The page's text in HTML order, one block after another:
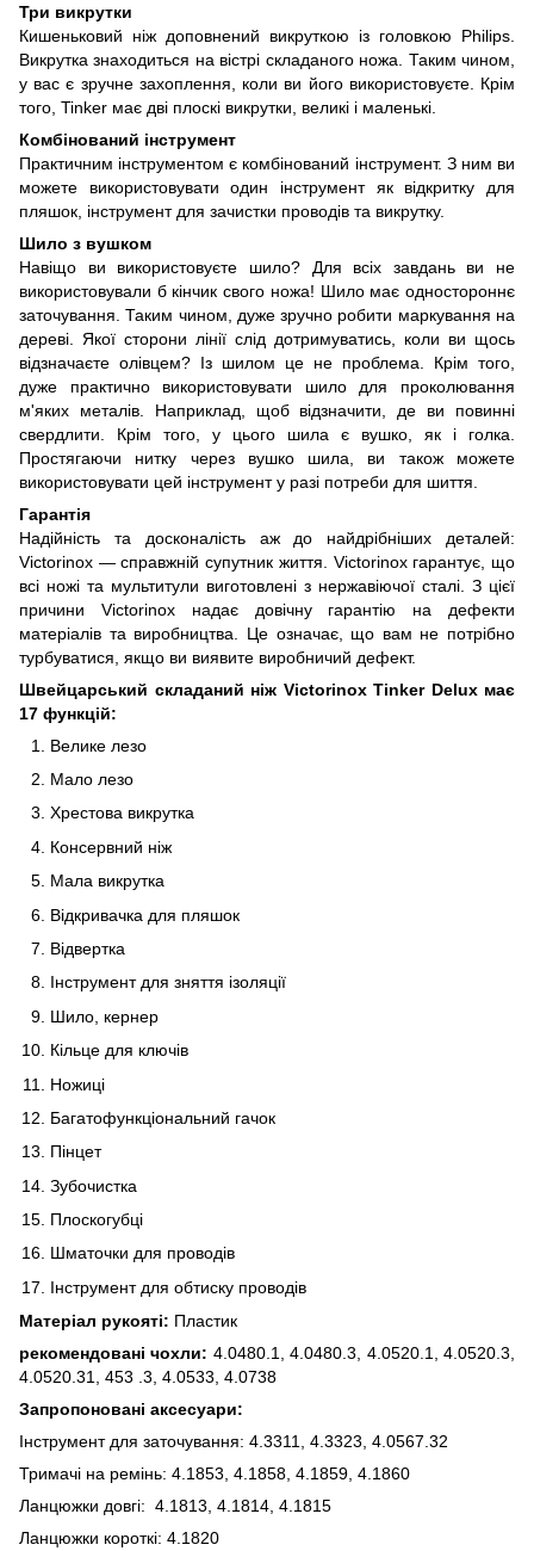
Три викрутки
Кишеньковий ніж доповнений викруткою із головкою Philips.
Викрутка знаходиться на вістрі складаного ножа. Таким чином,
у вас є зручне захоплення, коли ви його використовуєте. Крім
того, Tinker має дві плоскі викрутки, великі і маленькі.
Комбінований інструмент
Практичним інструментом є комбінований інструмент. З ним ви
можете використовувати один інструмент як відкритку для
пляшок, інструмент для зачистки проводів та викрутку.
Шило з вушком
Навіщо ви використовуєте шило? Для всіх завдань ви не
використовували б кінчик свого ножа! Шило має одностороннє
заточування. Таким чином, дуже зручно робити маркування на
дереві. Якої сторони лінії слід дотримуватись, коли ви щось
відзначаєте олівцем? Із шилом це не проблема. Крім того,
дуже практично використовувати шило для проколювання
м'яких металів. Наприклад, щоб відзначити, де ви повинні
свердлити. Крім того, у цього шила є вушко, як і голка.
Простягаючи нитку через вушко шила, ви також можете
використовувати цей інструмент у разі потреби для шиття.
Гарантія
Надійність та досконалість аж до найдрібніших деталей:
Victorinox — справжній супутник життя. Victorinox гарантує, що
всі ножі та мультитули виготовлені з нержавіючої сталі. З цієї
причини Victorinox надає довічну гарантію на дефекти
матеріалів та виробництва. Це означає, що вам не потрібно
турбуватися, якщо ви виявите виробничий дефект.
Швейцарський складаний ніж Victorinox Tinker Delux має
17 функцій:
Велике лезо
Мало лезо
Хрестова викрутка
Консервний ніж
Мала викрутка
Відкривачка для пляшок
Відвертка
Інструмент для зняття ізоляції
Шило, кернер
Кільце для ключів
Ножиці
Багатофункціональний гачок
Пінцет
Зубочистка
Плоскогубці
Шматочки для проводів
Інструмент для обтиску проводів
Матеріал рукояті: Пластик
рекомендовані чохли: 4.0480.1, 4.0480.3, 4.0520.1, 4.0520.3,
4.0520.31, 453 .3, 4.0533, 4.0738
Запропоновані аксесуари:
Інструмент для заточування: 4.3311, 4.3323, 4.0567.32
Тримачі на ремінь: 4.1853, 4.1858, 4.1859, 4.1860
Ланцюжки довгі: 4.1813, 4.1814, 4.1815
Ланцюжки короткі: 4.1820